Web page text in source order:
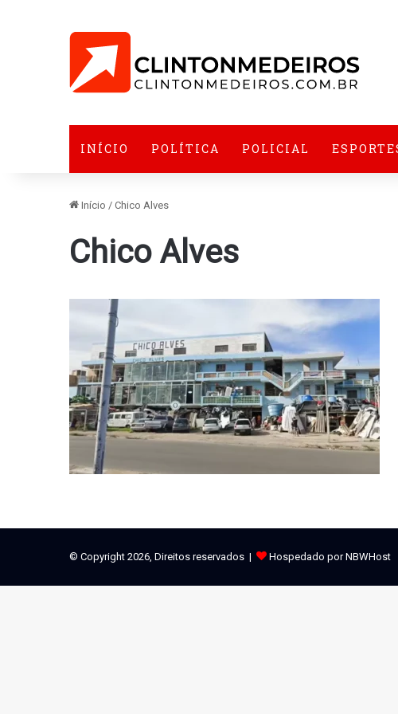
INÍCIO POLÍTICA POLICIAL
Início / Chico Alves
Chico Alves
© Copyright 2026, Direitos reservados | Hospedado por NBWHost